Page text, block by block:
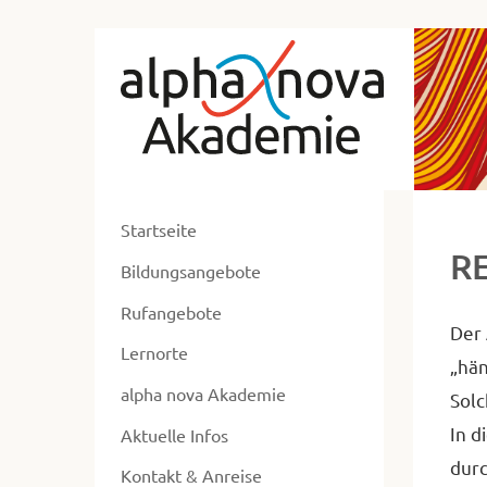
Startseite
Bildungsangebote
Rufangebote
Lernorte
alpha nova Akademie
Aktuelle Infos
Kontakt & Anreise
Der
In